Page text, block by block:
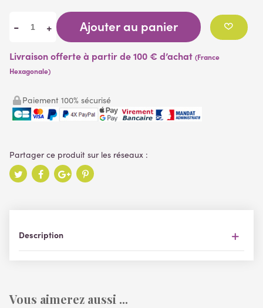
- + Ajouter au panier
Livraison offerte à partir de 100 € d’achat (France
Hexagonale)
Paiement 100% sécurisé
Description
Vous aimerez aussi ...